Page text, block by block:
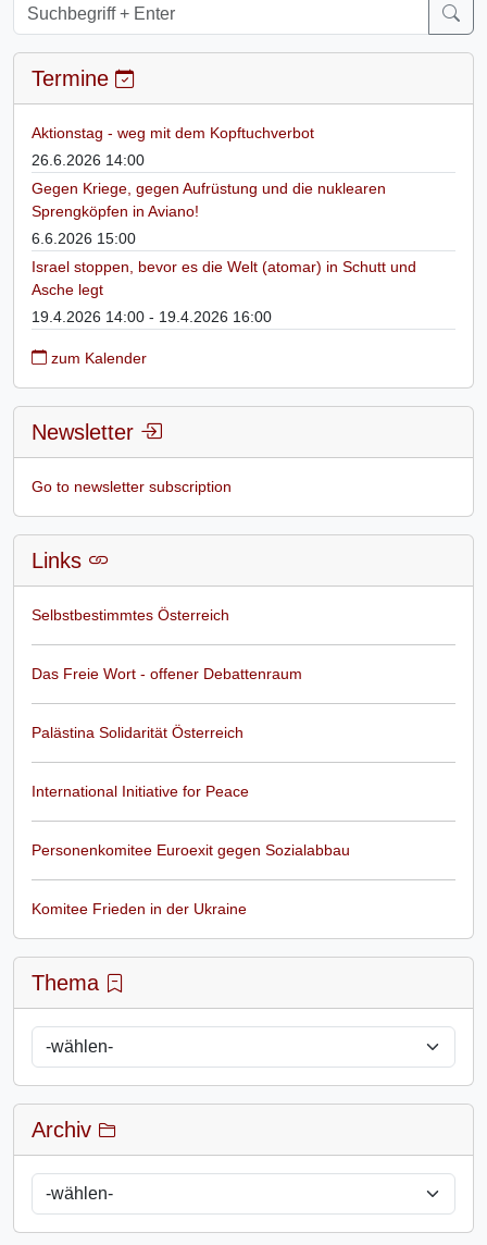
Termine
Aktionstag - weg mit dem Kopftuchverbot
26.6.2026 14:00
Gegen Kriege, gegen Aufrüstung und die nuklearen
Sprengköpfen in Aviano!
6.6.2026 15:00
Israel stoppen, bevor es die Welt (atomar) in Schutt und
Asche legt
19.4.2026 14:00 - 19.4.2026 16:00
zum Kalender
Newsletter
Go to newsletter subscription
Links
Selbstbestimmtes Österreich
Das Freie Wort - offener Debattenraum
Palästina Solidarität Österreich
International Initiative for Peace
Personenkomitee Euroexit gegen Sozialabbau
Komitee Frieden in der Ukraine
Thema
Archiv